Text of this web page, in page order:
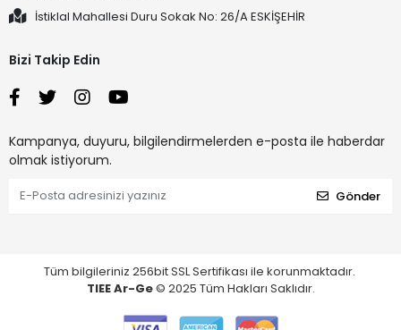
İstiklal Mahallesi Duru Sokak No: 26/A ESKİŞEHİR
Bizi Takip Edin
Kampanya, duyuru, bilgilendirmelerden e-posta ile haberdar
olmak istiyorum.
Gönder
Tüm bilgileriniz 256bit SSL Sertifikası ile korunmaktadır.
TIEE Ar-Ge© 2025 Tüm Hakları Saklıdır.